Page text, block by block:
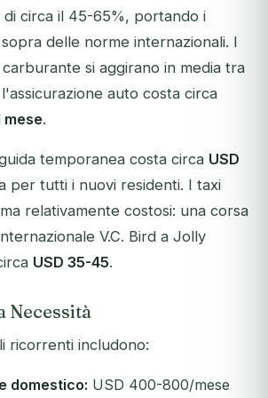
circa il 45-65%, portando i
delle norme internazionali. I
si aggirano in media tra
auto costa circa
mese.
temporanea costa circa USD
per tutti i nuovi residenti. I taxi
relativamente costosi: una corsa
V.C. Bird a Jolly
USD 35-45.
Necessità
ricorrenti includono:
domestico: USD 400-800/mese